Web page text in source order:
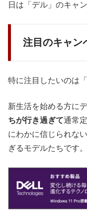
日は「デル」のキャ
注目のキャン
特に注目したいのは「
新生活を始める方に
ちが行き過ぎて通常
にわかに信じられな
ぎるモデルたちです。